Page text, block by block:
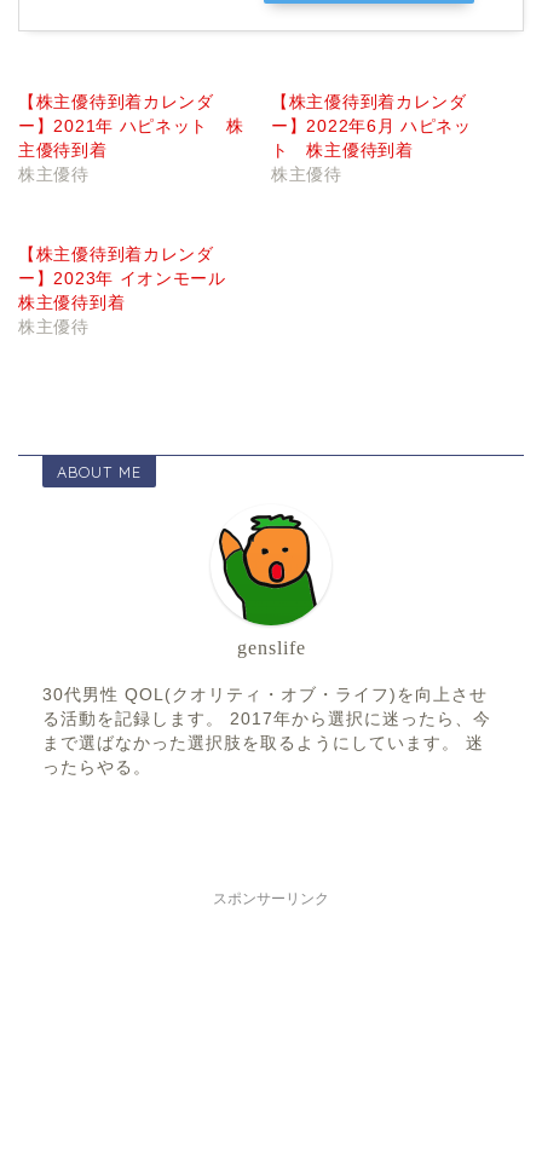
【株主優待到着カレンダ
ー】2021年 ハピネット 株
主優待到着
株主優待
【株主優待到着カレンダ
ー】2022年6月 ハピネッ
ト 株主優待到着
株主優待
【株主優待到着カレンダ
ー】2023年 イオンモール
株主優待到着
株主優待
ABOUT ME
genslife
30代男性 QOL(クオリティ・オブ・ライフ)を向上させ
る活動を記録します。 2017年から選択に迷ったら、今
まで選ばなかった選択肢を取るようにしています。 迷
ったらやる。
スポンサーリンク